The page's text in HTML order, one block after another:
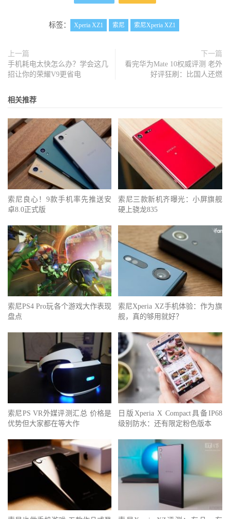
标签： Xperia XZ1 索尼 索尼Xperia XZ1
上一篇
手机耗电太快怎么办？学会这几
招让你的荣耀V9更省电
下一篇
看完华为Mate 10权威评测 老外
好评狂刷：比国人还燃
相关推荐
索尼良心！9款手机率先推送安
卓8.0正式版
索尼三款新机齐曝光：小屏旗舰
硬上骁龙835
索尼PS4 Pro玩各个游戏大作表现
盘点
索尼Xperia XZ手机体验：作为旗
舰，真的够用就好？
索尼PS VR外媒评测汇总 价格是
优势但大家都在等大作
日版Xperia X Compact具备IP68
级别防水：还有限定粉色版本